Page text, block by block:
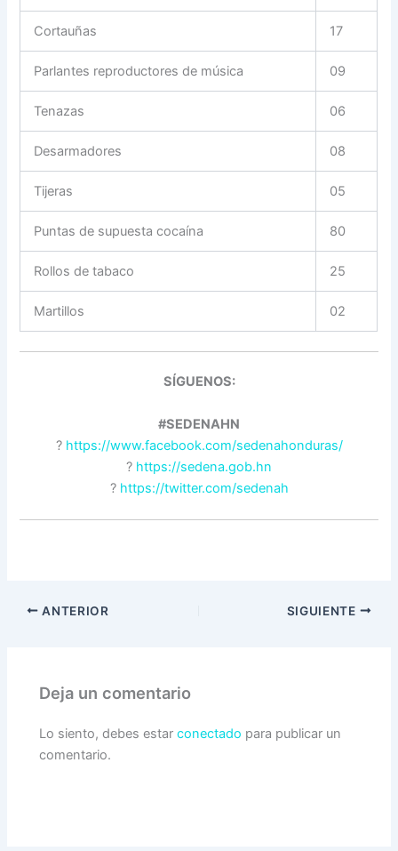
Cortauñas 17
Parlantes reproductores de música 09
Tenazas 06
Desarmadores 08
Tijeras 05
Puntas de supuesta cocaína 80
Rollos de tabaco 25
Martillos 02
SÍGUENOS:
#SEDENAHN
? https://www.facebook.com/sedenahonduras/
? https://sedena.gob.hn
? https://twitter.com/sedenah
ANTERIOR SIGUIENTE
Deja un comentario
Lo siento, debes estarconectado para publicar un
comentario.